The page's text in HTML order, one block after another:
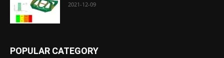
2021-12-09
POPULAR CATEGORY